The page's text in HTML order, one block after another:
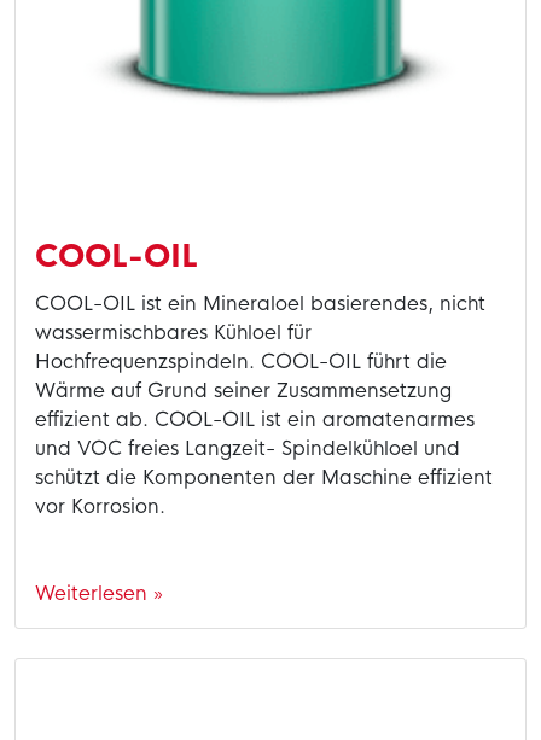
COOL-OIL
COOL-OIL ist ein Mineraloel basierendes, nicht
wassermischbares Kühloel für
Hochfrequenzspindeln. COOL-OIL führt die
Wärme auf Grund seiner Zusammensetzung
effizient ab. COOL-OIL ist ein aromatenarmes
und VOC freies Langzeit- Spindelkühloel und
schützt die Komponenten der Maschine effizient
vor Korrosion.
Weiterlesen »